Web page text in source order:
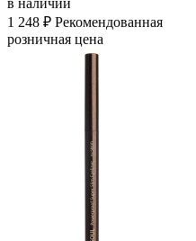
в наличии
1 248 ₽ Рекомендованная
розничная цена